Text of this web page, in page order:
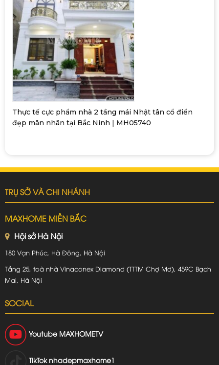
Thực tế cực phẩm nhà 2 tầng mái Nhật tân cổ điển
đẹp mãn nhãn tại Bắc Ninh | MH05740
TRỤ SỞ VÀ CHI NHÁNH
MAXHOME MIỀN BẮC
Hội sở Hà Nội
180 Vạn Phúc, Hà Đông, Hà Nội
Tầng 25, toà nhà Vinaconex Diamond (TTTM Chợ Mơ), 459C Bạch
Mai, Hà Nội
SOCIAL
Youtube MAXHOMETV
TikTok nhadepmaxhome1